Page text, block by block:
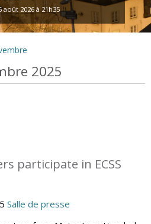
août 2026 à 21h35
2025
participate in ECSS
Salle de presse